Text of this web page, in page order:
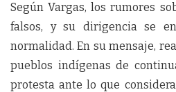
Según Vargas, los rumores
falsos, y su dirigencia se
normalidad. En su mensaje,
pueblos indígenas de
protesta ante lo que